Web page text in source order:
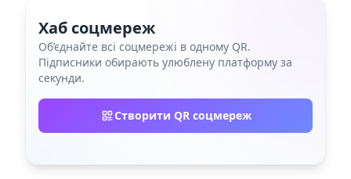
Хаб соцмереж
Об’єднайте всі соцмережі в одному QR.
Підписники обирають улюблену платформу за
секунди.
Створити QR соцмереж